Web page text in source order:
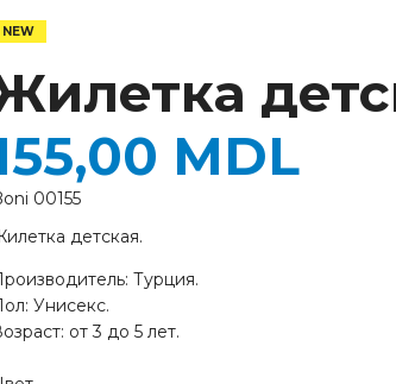
детская.
Турция.
Унисекс.
от 3 до 5 лет.
MDL
00155